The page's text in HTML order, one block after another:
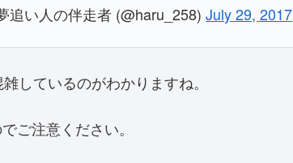
追い人の伴走者 (@haru_258)July 29, 2017
しているのがわかりますね。
ご注意ください。